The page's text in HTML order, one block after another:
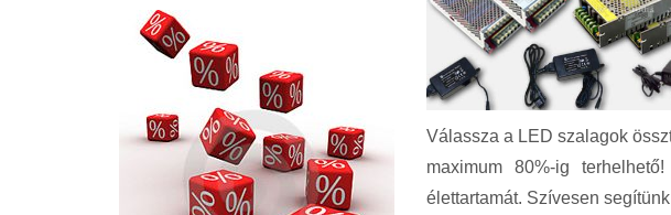
Válassza a LED szalagok
maximum 80%-ig
élettartamát. Szívesen